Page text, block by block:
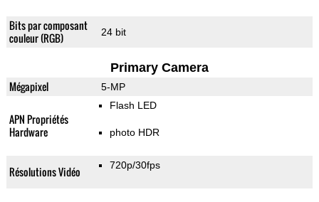
Bits par composant
couleur (RGB)
24 bit
Primary Camera
Mégapixel 5-MP
APN Propriétés
Hardware
Flash LED
photo HDR
Résolutions Vidéo 720p/30fps